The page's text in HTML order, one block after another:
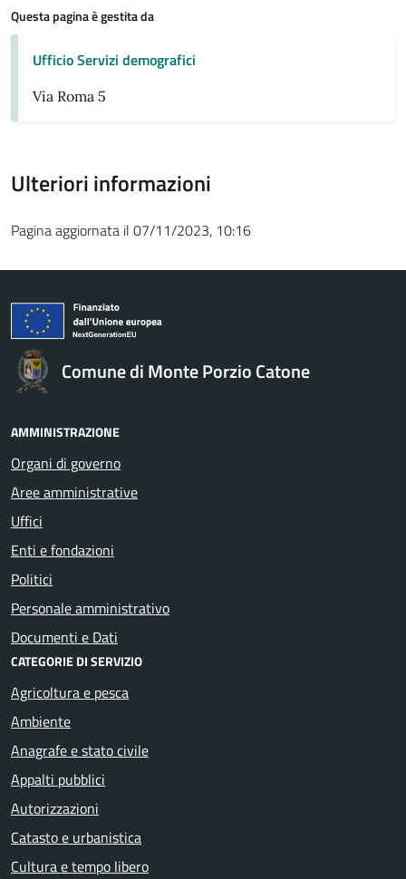
Questa pagina è gestita da
Ufficio Servizi demografici
Via Roma 5
Ulteriori informazioni
Pagina aggiornata il 07/11/2023, 10:16
Comune di Monte Porzio Catone
AMMINISTRAZIONE
Organi di governo
Aree amministrative
Uffici
Enti e fondazioni
Politici
Personale amministrativo
Documenti e Dati
CATEGORIE DI SERVIZIO
Agricoltura e pesca
Ambiente
Anagrafe e stato civile
Appalti pubblici
Autorizzazioni
Catasto e urbanistica
Cultura e tempo libero